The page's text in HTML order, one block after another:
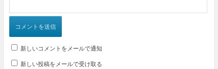
新しいコメントをメールで通知
新しい投稿をメールで受け取る